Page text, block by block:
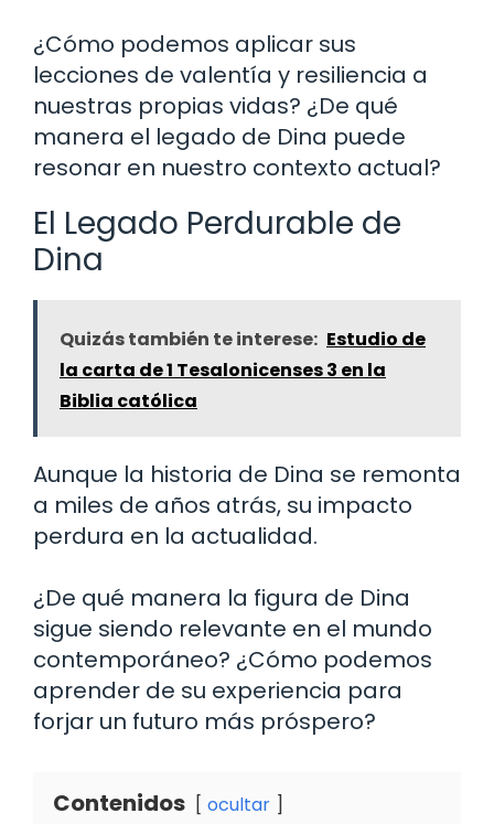
¿Cómo podemos aplicar sus
lecciones de valentía y resiliencia a
nuestras propias vidas? ¿De qué
manera el legado de Dina puede
resonar en nuestro contexto actual?
El Legado Perdurable de
Dina
Quizás también te interese: Estudio de
la carta de 1 Tesalonicenses 3 en la
Biblia católica
Aunque la historia de Dina se remonta
a miles de años atrás, su impacto
perdura en la actualidad.
¿De qué manera la figura de Dina
sigue siendo relevante en el mundo
contemporáneo? ¿Cómo podemos
aprender de su experiencia para
forjar un futuro más próspero?
Contenidos ocultar